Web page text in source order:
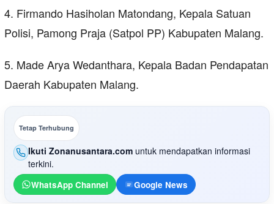
4. Firmando Hasiholan Matondang, Kepala Satuan
Polisi, Pamong Praja (Satpol PP) Kabupaten Malang.
5. Made Arya Wedanthara, Kepala Badan Pendapatan
Daerah Kabupaten Malang.
Tetap Terhubung
Ikuti Zonanusantara.com untuk mendapatkan informasi
terkini.
WhatsApp Channel Google News